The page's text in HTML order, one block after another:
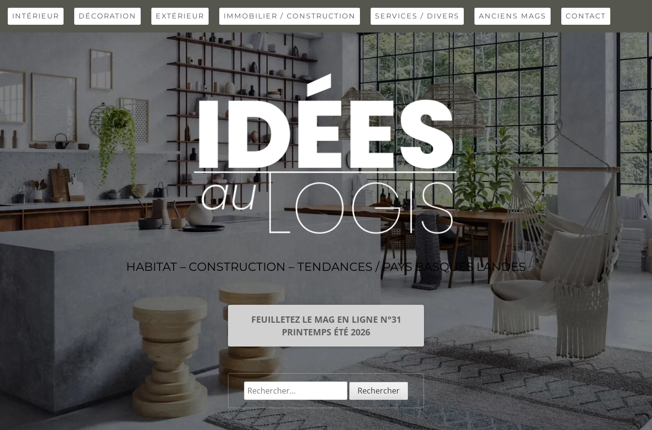
Skip
INTÉRIEUR DÉCORATION EXTÉRIEUR IMMOBILIER / CONSTRUCTION SERVICES / DIVERS ANCIENS MAGS CONTACT
HABITAT – CONSTRUCTION – TENDANCES / PAYS BASQUES LANDES
FEUILLETEZ LE MAG EN LIGNE N°31
PRINTEMPS ÉTÉ 2026
Rechercher :